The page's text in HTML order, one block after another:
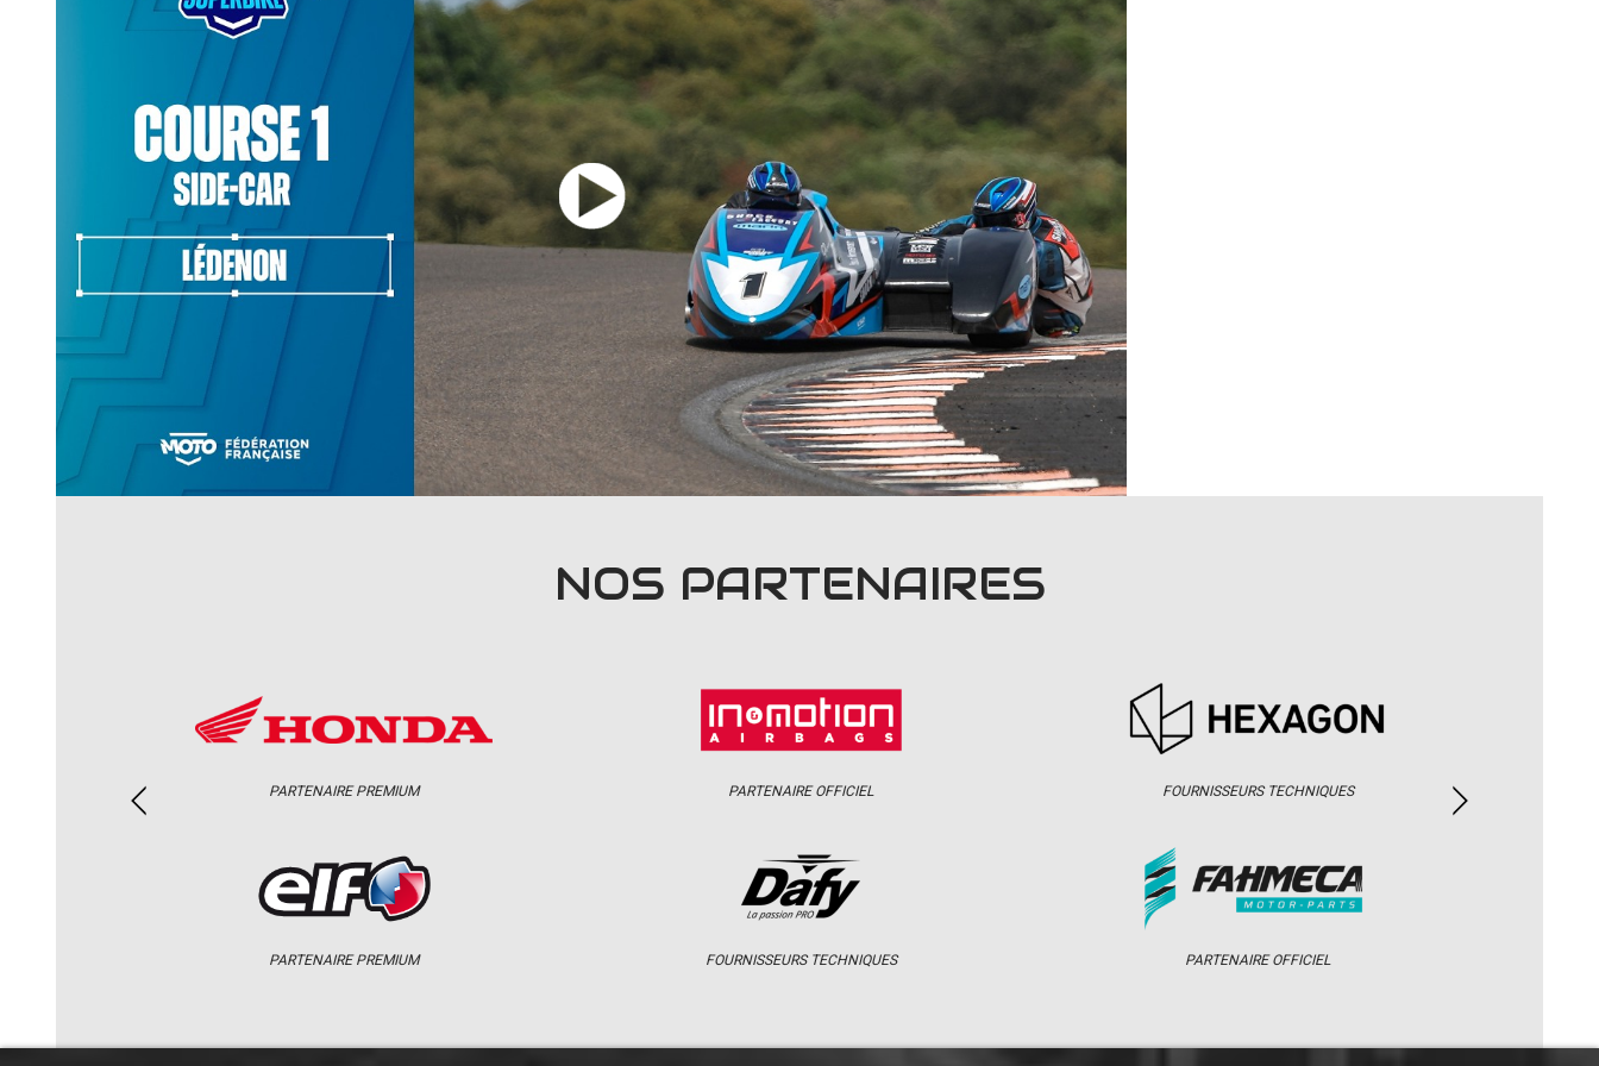
NOS PARTENAIRES
PARTENAIRE PREMIUM
PARTENAIRE PREMIUM
PARTENAIRE OFFICIEL
FOURNISSEURS TECHNIQUES
FOURNISSEURS TECHNIQUES
PARTENAIRE OFFICIEL